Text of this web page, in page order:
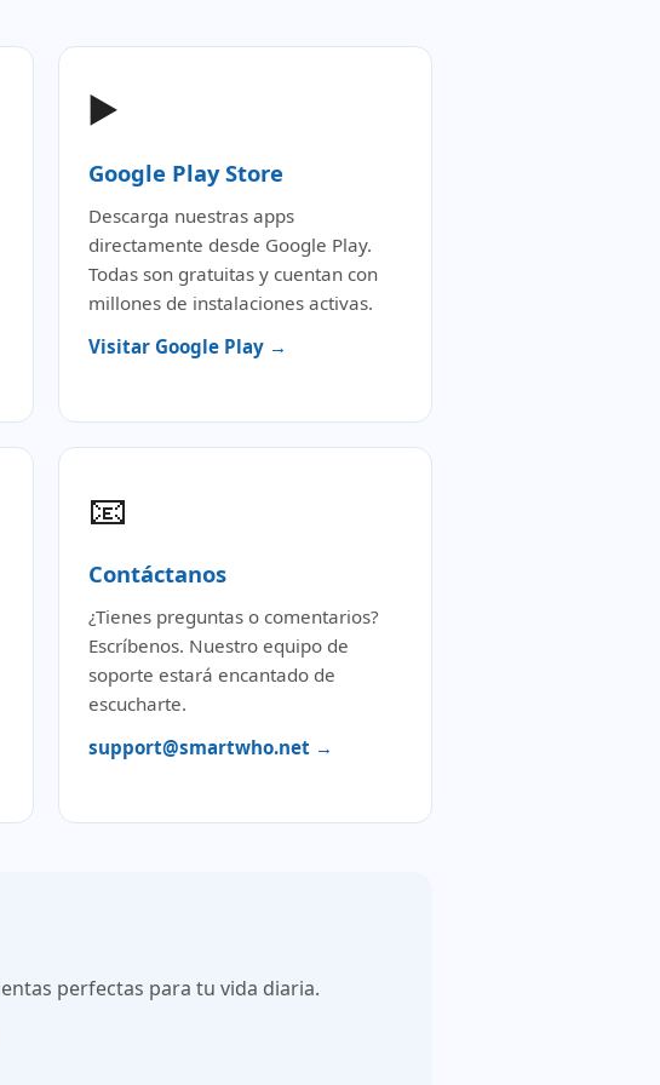
▶️
Google Play Store
Descarga nuestras apps
directamente desde Google Play.
Todas son gratuitas y cuentan con
millones de instalaciones activas.
Visitar Google Play →
📧
Contáctanos
¿Tienes preguntas o comentarios?
Escríbenos. Nuestro equipo de
soporte estará encantado de
escucharte.
support@smartwho.net →
perfectas para tu vida diaria.